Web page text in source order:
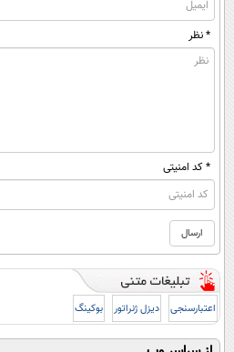
* نظر
* کد امنیتی
اعتبارسنجی دیزل ژنراتور بوکینگ